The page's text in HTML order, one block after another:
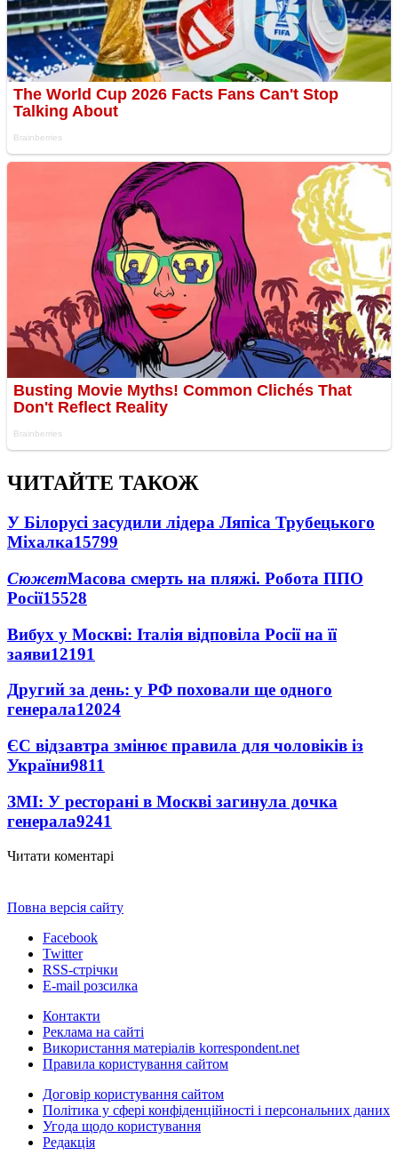
ЧИТАЙТЕ ТАКОЖ
У Білорусі засудили лідера Ляпіса Трубецького
Міхалка15799
СюжетМасова смерть на пляжі. Робота ППО
Росії15528
Вибух у Москві: Італія відповіла Росії на її
заяви12191
Другий за день: у РФ поховали ще одного
генерала12024
ЄС відзавтра змінює правила для чоловіків із
України9811
ЗМІ: У ресторані в Москві загинула дочка
генерала9241
Читати коментарі
Повна версія сайту
Facebook
Twitter
RSS-стрічки
E-mail розсилка
Контакти
Реклама на сайті
Використання матеріалів korrespondent.net
Правила користування сайтом
Договір користування сайтом
Політика у сфері конфіденційності і персональних даних
Угода щодо користування
Редакція